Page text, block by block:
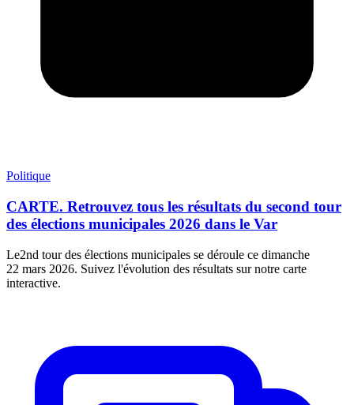
Politique
CARTE. Retrouvez tous les résultats du second tour
des élections municipales 2026 dans le Var
Le2nd tour des élections municipales se déroule ce dimanche
22 mars 2026. Suivez l'évolution des résultats sur notre carte
interactive.